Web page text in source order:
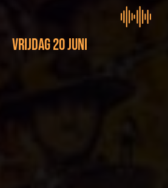
vrijdag 20 juni